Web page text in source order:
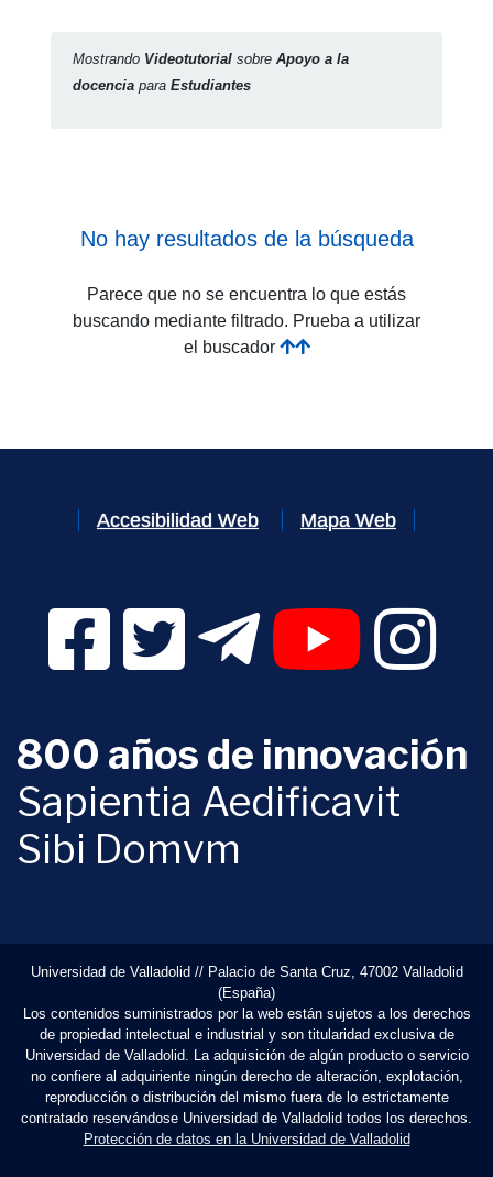
Mostrando Videotutorial sobre Apoyo a la
docencia para Estudiantes
No hay resultados de la búsqueda
Parece que no se encuentra lo que estás
buscando mediante filtrado. Prueba a utilizar
el buscador
Accesibilidad Web Mapa Web
Facebook Digital UVa (se abrirá en una nueva
Twitter Digital UVa (se abrirá en una
Telegram Digital UVa (se
YouTube Digital
800 años de innovación
Sapientia Aedificavit
Sibi Domvm
Universidad de Valladolid // Palacio de Santa Cruz, 47002 Valladolid
(España)
Los contenidos suministrados por la web están sujetos a los derechos
de propiedad intelectual e industrial y son titularidad exclusiva de
Universidad de Valladolid. La adquisición de algún producto o servicio
no confiere al adquiriente ningún derecho de alteración, explotación,
reproducción o distribución del mismo fuera de lo estrictamente
contratado reservándose Universidad de Valladolid todos los derechos.
Protección de datos en la Universidad de Valladolid